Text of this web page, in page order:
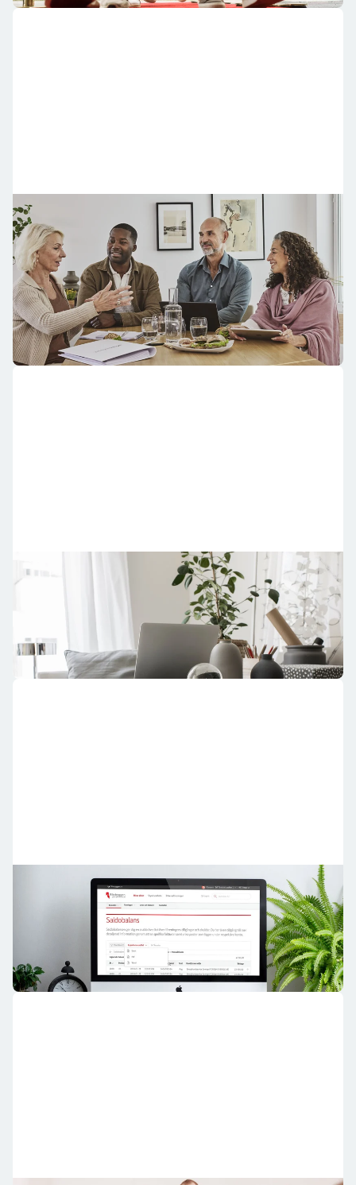
Få stöd i styrelsearbete
I Mitt Riksbyggen finns allt som du kan tänkas behöva i
din roll som styrelseledamot på ett och samma ställe.
Styrelseguiden svarar på dina frågor och stöttar när du
engagerar dig i en styrelse.
Attestera och hantera fakturor
Styrelser i våra föreningar kan se och hantera sina
fakturor på Mitt Riksbyggen.
Få översikt över föreningens ekonomi
Mitt Riksbyggen stöttar med översikt genom att samla
rapporter om ekonomin.